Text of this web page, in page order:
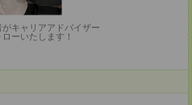
キャリアアドバイザー
ーいたします！